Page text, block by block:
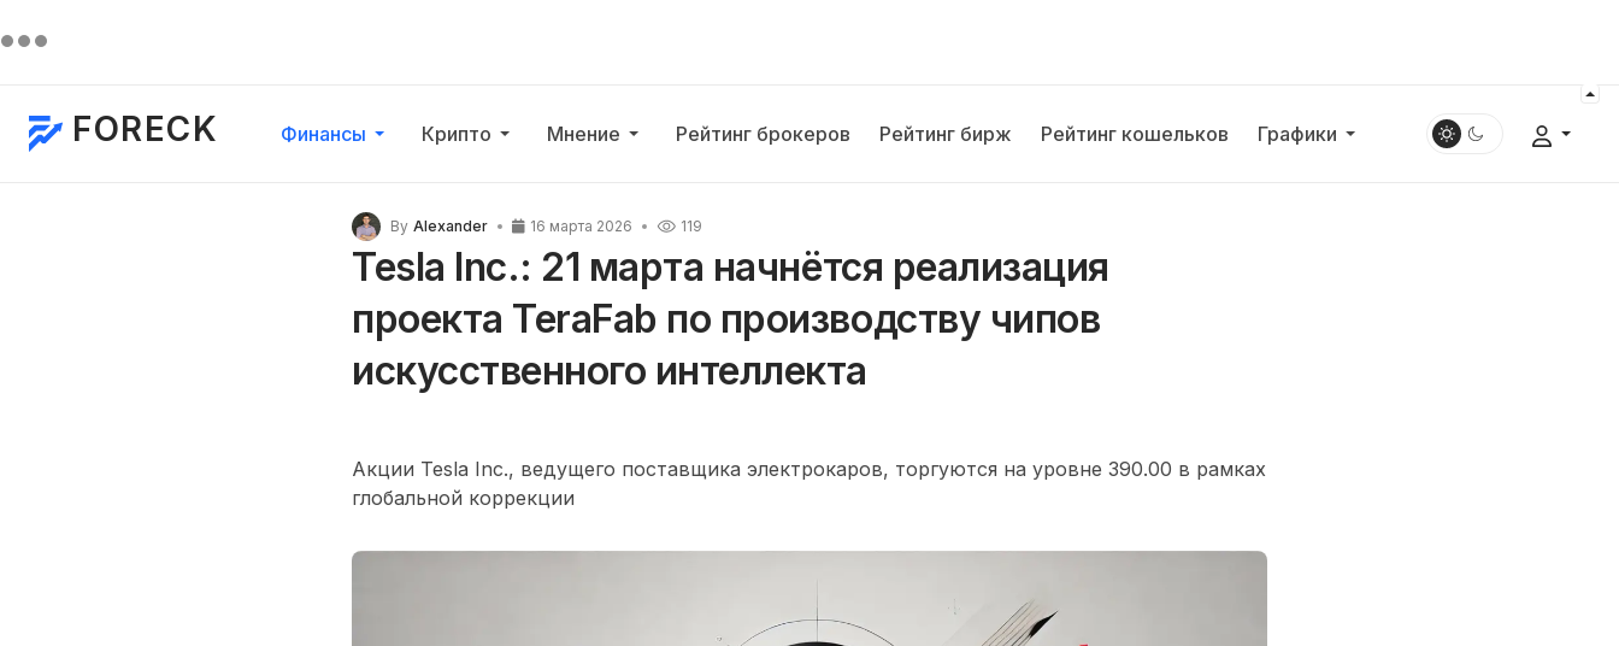
FORECK Финансы Крипто Мнение Рейтинг брокеров Рейтинг бирж Рейтинг кошельков Графики
By Alexander 16 марта 2026 119
Tesla Inc.: 21 марта начнётся реализация
проекта TeraFab по производству чипов
искусственного интеллекта
Акции Tesla Inc., ведущего поставщика электрокаров, торгуются на уровне 390.00 в рамках
глобальной коррекции